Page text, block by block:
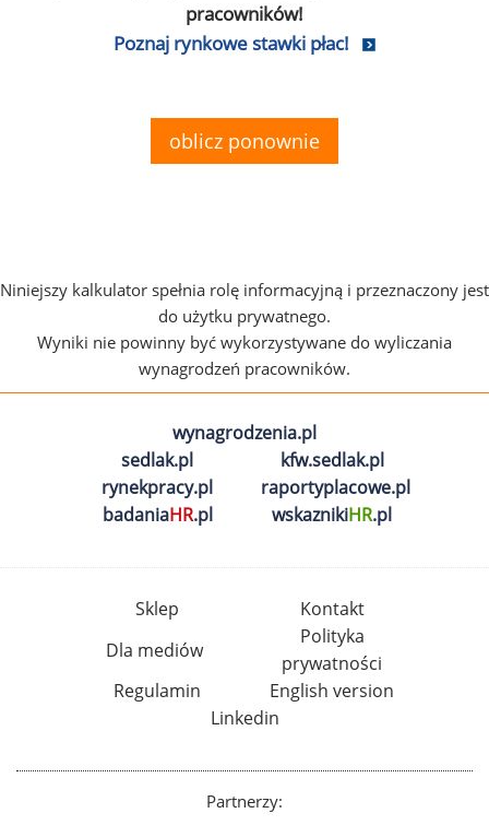
pracowników!
Poznaj rynkowe stawki płac!
oblicz ponownie
Niniejszy kalkulator spełnia rolę informacyjną i przeznaczony jest
do użytku prywatnego.
Wyniki nie powinny być wykorzystywane do wyliczania
wynagrodzeń pracowników.
wynagrodzenia.pl
sedlak.pl
kfw.sedlak.pl
rynekpracy.pl
raportyplacowe.pl
badaniaHR.pl wskaznikiHR.pl
Sklep
Kontakt
Dla mediów
Polityka
prywatności
Regulamin
English version
Linkedin
Partnerzy: